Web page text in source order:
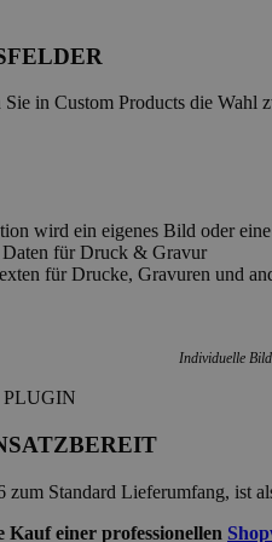
in Custom Products die Wahl
wird ein eigenes Bild oder
für Druck & Gravur
für Drucke, Gravuren und
Individuelle
PLUGIN
zum Standard Lieferumfang, ist
Kauf einer professionellen